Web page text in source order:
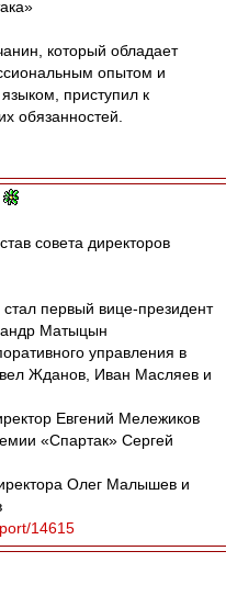
который обладает
опытом и
приступил к
обязанностей.
совета директоров
первый вице-президент
Матыцын
управления в
Жданов, Иван Масляев и
Евгений Мележиков
«Спартак» Сергей
Олег Малышев и
14615